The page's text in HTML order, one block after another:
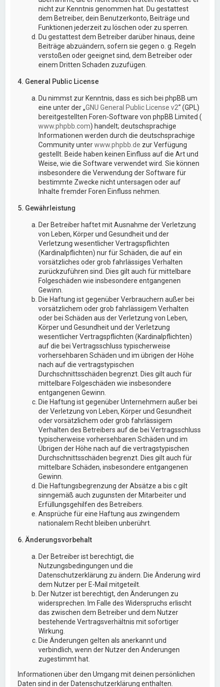
nicht zur Kenntnis genommen hat. Du gestattest
dem Betreiber, dein Benutzerkonto, Beiträge und
Funktionen jederzeit zu löschen oder zu sperren.
Du gestattest dem Betreiber darüber hinaus, deine
Beiträge abzuändern, sofern sie gegen o. g. Regeln
verstoßen oder geeignet sind, dem Betreiber oder
einem Dritten Schaden zuzufügen.
4. General Public License
Du nimmst zur Kenntnis, dass es sich bei phpBB um
eine unter der „GNU General Public License v2“ (GPL)
bereitgestellten Foren-Software von phpBB Limited (
www.phpbb.com) handelt; deutschsprachige
Informationen werden durch die deutschsprachige
Community unterwww.phpbb.de zur Verfügung
gestellt. Beide haben keinen Einfluss auf die Art und
Weise, wie die Software verwendet wird. Sie können
insbesondere die Verwendung der Software für
bestimmte Zwecke nicht untersagen oder auf
Inhalte fremder Foren Einfluss nehmen.
5. Gewährleistung
Der Betreiber haftet mit Ausnahme der Verletzung
von Leben, Körper und Gesundheit und der
Verletzung wesentlicher Vertragspflichten
(Kardinalpflichten) nur für Schäden, die auf ein
vorsätzliches oder grob fahrlässiges Verhalten
zurückzuführen sind. Dies gilt auch für mittelbare
Folgeschäden wie insbesondere entgangenen
Gewinn.
Die Haftung ist gegenüber Verbrauchern außer bei
vorsätzlichem oder grob fahrlässigem Verhalten
oder bei Schäden aus der Verletzung von Leben,
Körper und Gesundheit und der Verletzung
wesentlicher Vertragspflichten (Kardinalpflichten)
auf die bei Vertragsschluss typischerweise
vorhersehbaren Schäden und im übrigen der Höhe
nach auf die vertragstypischen
Durchschnittsschäden begrenzt. Dies gilt auch für
mittelbare Folgeschäden wie insbesondere
entgangenen Gewinn.
Die Haftung ist gegenüber Unternehmern außer bei
der Verletzung von Leben, Körper und Gesundheit
oder vorsätzlichem oder grob fahrlässigem
Verhalten des Betreibers auf die bei Vertragsschluss
typischerweise vorhersehbaren Schäden und im
Übrigen der Höhe nach auf die vertragstypischen
Durchschnittsschäden begrenzt. Dies gilt auch für
mittelbare Schäden, insbesondere entgangenen
Gewinn.
Die Haftungsbegrenzung der Absätze a bis c gilt
sinngemäß auch zugunsten der Mitarbeiter und
Erfüllungsgehilfen des Betreibers.
Ansprüche für eine Haftung aus zwingendem
nationalem Recht bleiben unberührt.
6. Änderungsvorbehalt
Der Betreiber ist berechtigt, die
Nutzungsbedingungen und die
Datenschutzerklärung zu ändern. Die Änderung wird
dem Nutzer per E-Mail mitgeteilt.
Der Nutzer ist berechtigt, den Änderungen zu
widersprechen. Im Falle des Widerspruchs erlischt
das zwischen dem Betreiber und dem Nutzer
bestehende Vertragsverhältnis mit sofortiger
Wirkung.
Die Änderungen gelten als anerkannt und
verbindlich, wenn der Nutzer den Änderungen
zugestimmt hat.
Informationen über den Umgang mit deinen persönlichen
Daten sind in der Datenschutzerklärung enthalten.